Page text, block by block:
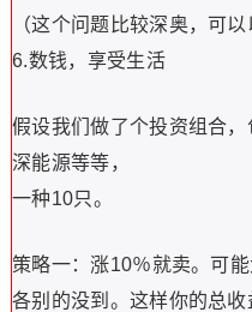
（这个问题比较深奥，可以
6.数钱，享受生活
假设我们做了个投资组合，
深能源等等，
一种10只。
策略一：涨10％就卖。可
各别的没到。这样你的总收